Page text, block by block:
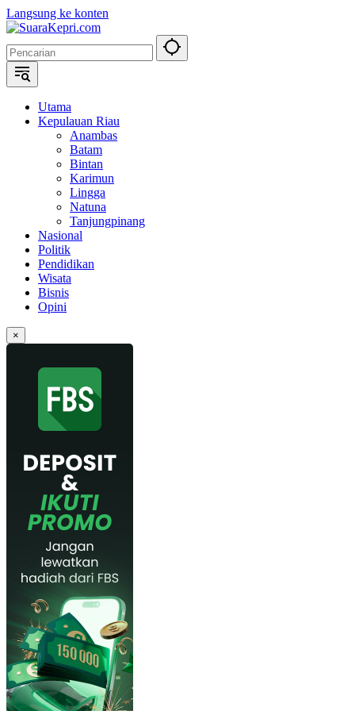
Langsung ke konten
Utama
Kepulauan Riau
Anambas
Batam
Bintan
Karimun
Lingga
Natuna
Tanjungpinang
Nasional
Politik
Pendidikan
Wisata
Bisnis
Opini
×